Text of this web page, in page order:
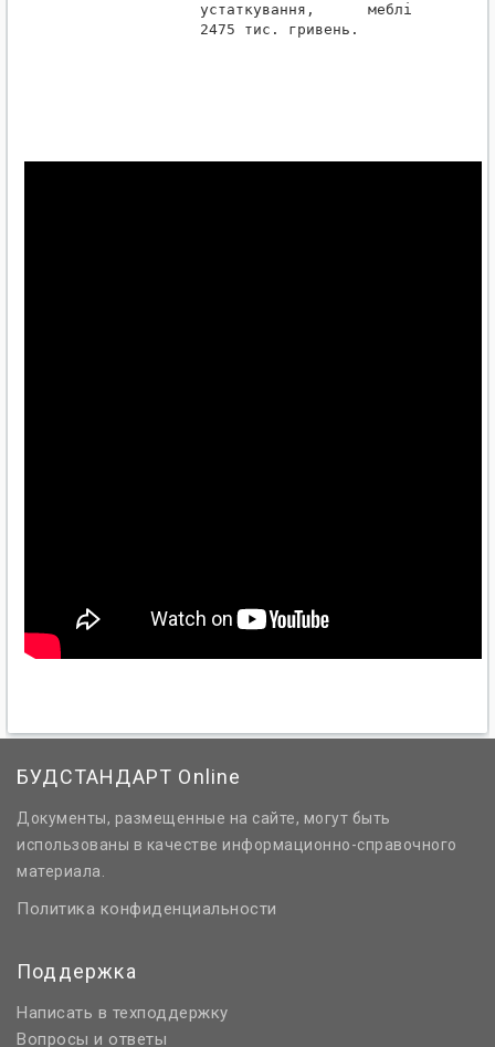
устаткування,      меблі      та
               2475 тис. гривень.
БУДСТАНДАРТ Online
Документы, размещенные на сайте, могут быть
использованы в качестве информационно-справочного
материала.
Политика конфиденциальности
Поддержка
Написать в техподдержку
Вопросы и ответы